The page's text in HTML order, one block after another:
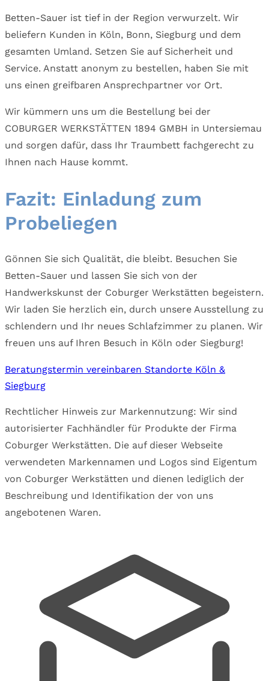
Betten-Sauer ist tief in der Region verwurzelt. Wir
beliefern Kunden in Köln, Bonn, Siegburg und dem
gesamten Umland. Setzen Sie auf Sicherheit und
Service. Anstatt anonym zu bestellen, haben Sie mit
uns einen greifbaren Ansprechpartner vor Ort.
Wir kümmern uns um die Bestellung bei der
COBURGER WERKSTÄTTEN 1894 GMBH in Untersiemau
und sorgen dafür, dass Ihr Traumbett fachgerecht zu
Ihnen nach Hause kommt.
Fazit: Einladung zum
Probeliegen
Gönnen Sie sich Qualität, die bleibt. Besuchen Sie
Betten-Sauer und lassen Sie sich von der
Handwerkskunst der Coburger Werkstätten begeistern.
Wir laden Sie herzlich ein, durch unsere Ausstellung zu
schlendern und Ihr neues Schlafzimmer zu planen. Wir
freuen uns auf Ihren Besuch in Köln oder Siegburg!
Beratungstermin vereinbaren Standorte Köln &
Siegburg
Rechtlicher Hinweis zur Markennutzung: Wir sind
autorisierter Fachhändler für Produkte der Firma
Coburger Werkstätten. Die auf dieser Webseite
verwendeten Markennamen und Logos sind Eigentum
von Coburger Werkstätten und dienen lediglich der
Beschreibung und Identifikation der von uns
angebotenen Waren.